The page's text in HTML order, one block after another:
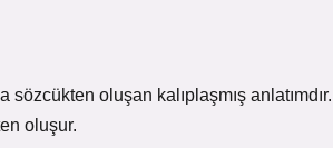
oluşan kalıplaşmış anlatımdır.
oluşur.